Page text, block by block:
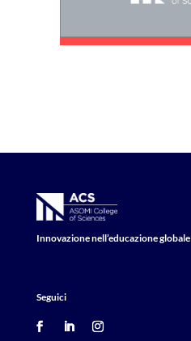
Innovazione nell’educazione globale
Seguici